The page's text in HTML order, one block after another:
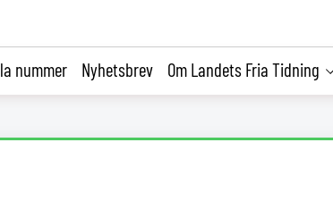
nummer Nyhetsbrev Om Landets Fria Tidning